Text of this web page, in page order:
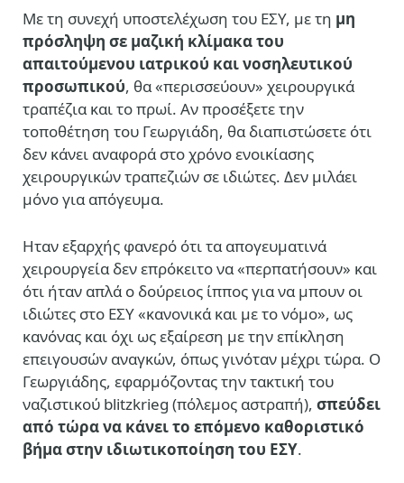
Με τη συνεχή υποστελέχωση του ΕΣΥ, με τη μη
πρόσληψη σε μαζική κλίμακα του
απαιτούμενου ιατρικού και νοσηλευτικού
προσωπικού, θα «περισσεύουν» χειρουργικά
τραπέζια και το πρωί. Αν προσέξετε την
τοποθέτηση του Γεωργιάδη, θα διαπιστώσετε ότι
δεν κάνει αναφορά στο χρόνο ενοικίασης
χειρουργικών τραπεζιών σε ιδιώτες. Δεν μιλάει
μόνο για απόγευμα.
Ηταν εξαρχής φανερό ότι τα απογευματινά
χειρουργεία δεν επρόκειτο να «περπατήσουν» και
ότι ήταν απλά ο δούρειος ίππος για να μπουν οι
ιδιώτες στο ΕΣΥ «κανονικά και με το νόμο», ως
κανόνας και όχι ως εξαίρεση με την επίκληση
επειγουσών αναγκών, όπως γινόταν μέχρι τώρα. Ο
Γεωργιάδης, εφαρμόζοντας την τακτική του
ναζιστικού blitzkrieg (πόλεμος αστραπή), σπεύδει
από τώρα να κάνει το επόμενο καθοριστικό
βήμα στην ιδιωτικοποίηση του ΕΣΥ.